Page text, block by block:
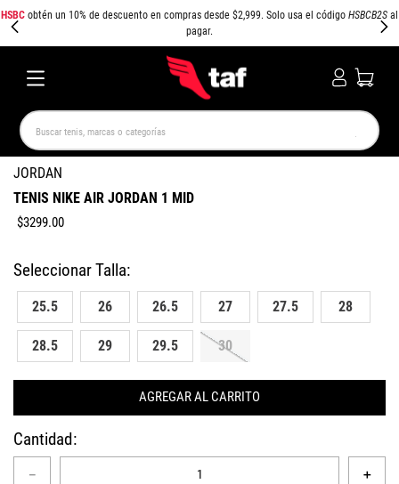
HSBC obtén un 10% de descuento en compras desde $2,999. Solo usa el código HSBCB2S al
pagar.
Buscar tenis, marcas o categorías
JORDAN
TENIS NIKE AIR JORDAN 1 MID
$3299.00
25.5 26 26.5 27 27.5 28
28.5 29 29.5 30
AGREGAR AL CARRITO
Cantidad
＋
－
TÉRMINOS MÁS BUSCADOS
NEW BALANCE SAMBA AIR FORCE 1
SPEEDCAT